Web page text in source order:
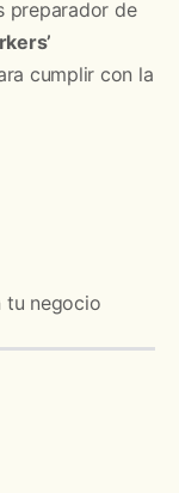
preparador de
cumplir con la
tu negocio